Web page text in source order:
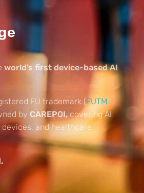
world’s first device-based AI
EU trademark (EUTM
by CAREPOI,covering AI
and healthcare